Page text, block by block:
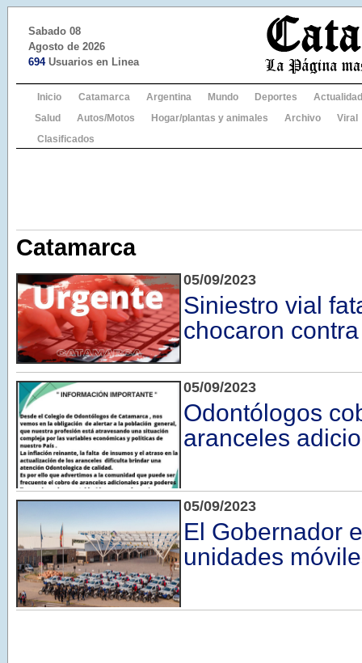
Sabado 08
Agosto de 2026
694Usuarios en Linea
Inicio Catamarca Argentina Mundo Deportes
Actualidad
Salud
Autos/Motos Hogar/plantas y animales Archivo
Viral
Clasificados
Catamarca
05/09/2023
Siniestro vial
chocaron
05/09/2023
Odontólogos
aranceles
05/09/2023
El Gobernador
unidades